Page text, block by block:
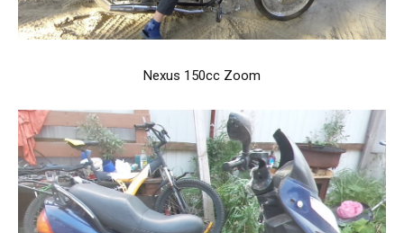
Nexus 150cc Zoom